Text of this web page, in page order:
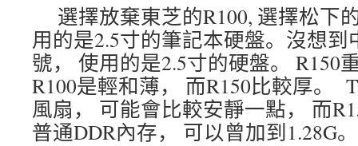
選擇放棄東芝的R100, 選擇松下
用的是2.5寸的筆記本硬盤。沒想到
號， 使用的是2.5寸的硬盤。 R150
R100是輕和薄， 而R150比較厚。
風扇， 可能會比較安靜一點， 而
普通DDR內存， 可以曾加到1.28G。